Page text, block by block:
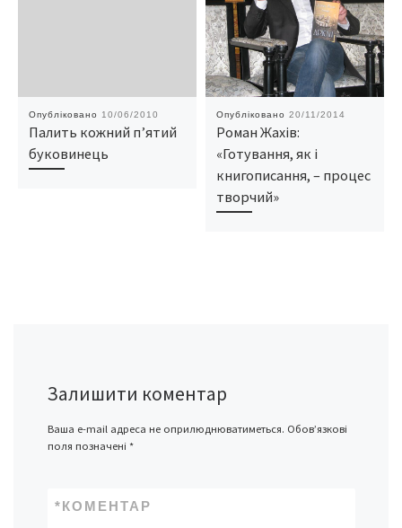
Опубліковано 10/06/2010
Палить кожний п’ятий
буковинець
Опубліковано 20/11/2014
Роман Жахів:
«Готування, як і
книгописання, – процес
творчий»
Залишити коментар
Ваша e-mail адреса не оприлюднюватиметься. Обов’язкові
поля позначені *
КОМЕНТАР
*